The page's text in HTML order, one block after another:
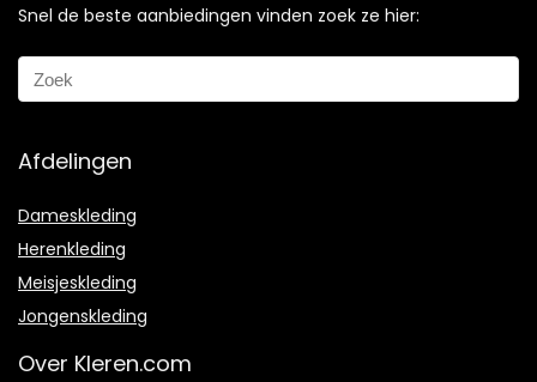
Snel de beste aanbiedingen vinden zoek ze hier:
Afdelingen
Dameskleding
Herenkleding
Meisjeskleding
Jongenskleding
Over Kleren.com